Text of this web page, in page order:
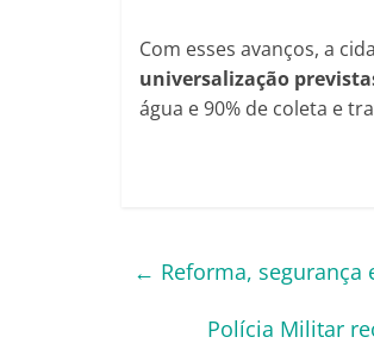
Com esses avanços, a
universalização
água e 90% de coleta e
← Reforma,
Polícia Militar